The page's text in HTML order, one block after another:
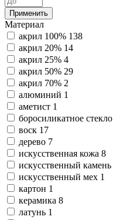
Применить
Материал
акрил 100% 138
акрил 20% 14
акрил 25% 4
акрил 50% 29
акрил 70% 2
алюминий 1
аметист 1
боросиликатное стекло
воск 17
дерево 7
искусственная кожа 8
искусственный камень
искусственный мех 1
картон 1
керамика 8
латунь 1